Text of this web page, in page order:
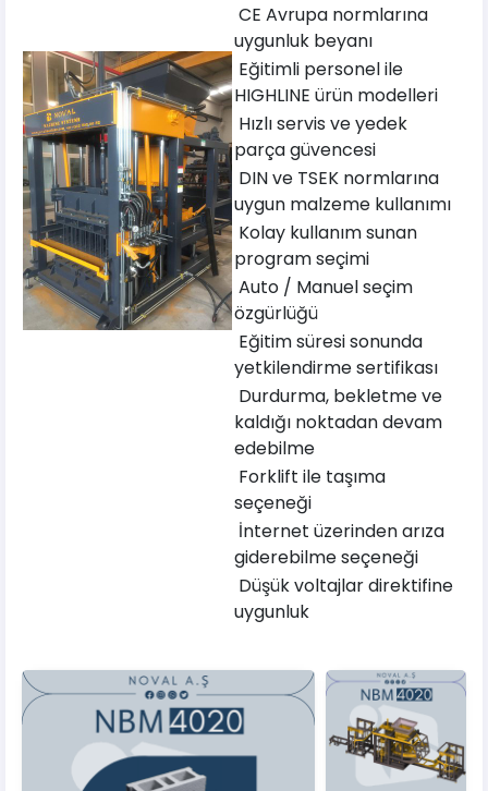
CE Avrupa normlarına
uygunluk beyanı
Eğitimli personel ile
HIGHLINE ürün modelleri
Hızlı servis ve yedek
parça güvencesi
DIN ve TSEK normlarına
uygun malzeme kullanımı
Kolay kullanım sunan
program seçimi
Auto / Manuel seçim
özgürlüğü
Eğitim süresi sonunda
yetkilendirme sertifikası
Durdurma, bekletme ve
kaldığı noktadan devam
edebilme
Forklift ile taşıma
seçeneği
İnternet üzerinden arıza
giderebilme seçeneği
Düşük voltajlar direktifine
uygunluk